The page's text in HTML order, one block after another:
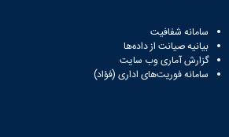
سامانه شفافیت
بیانیه صیانت از داده‌ها
گزارش آماری وب‌ سایت
سامانه فوریت‌های اداری (فؤاد)